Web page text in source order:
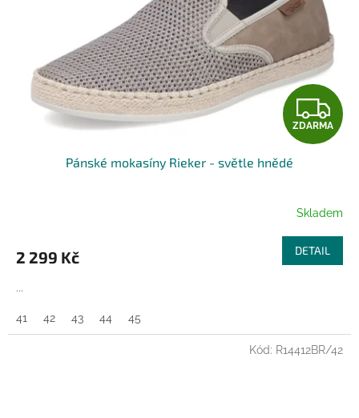
Z
D
R
M
A
ZDARMA
Pánské mokasíny Rieker - světle hnědé
Skladem
2 299 Kč DETAIL
...
41 42 43 44 45
Kód: R14412BR/42